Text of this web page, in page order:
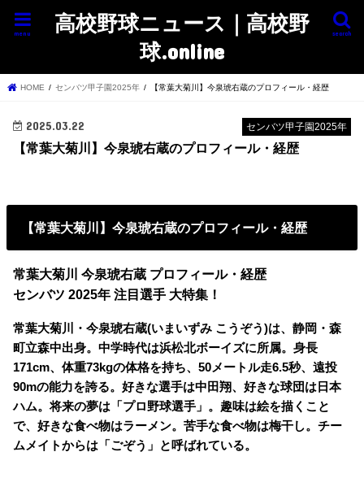
高校野球ニュース｜高校野
球.online
search
menu
HOME センバツ甲子園2025年 【常葉大菊川】今泉琥右蔵のプロフィール・経歴
センバツ甲子園2025年
2025.03.22
【常葉大菊川】今泉琥右蔵のプロフィール・経歴
【常葉大菊川】今泉琥右蔵のプロフィール・経歴
常葉大菊川 今泉琥右蔵 プロフィール・経歴
センバツ 2025年 注目選手 大特集！
常葉大菊川・今泉琥右蔵(いまいずみ こうぞう)は、静岡・森
町立森中出身。中学時代は浜松北ボーイズに所属。身長
171cm、体重73kgの体格を持ち、50メートル走6.5秒、遠投
90mの能力を誇る。好きな選手は中田翔、好きな球団は日本
ハム。将来の夢は「プロ野球選手」。趣味は絵を描くこと
で、好きな食べ物はラーメン。苦手な食べ物は梅干し。チー
ムメイトからは「ごぞう」と呼ばれている。